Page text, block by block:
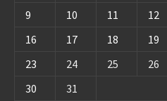
9
10 11 12
16
17 18 19
23
24 25 26
30
31